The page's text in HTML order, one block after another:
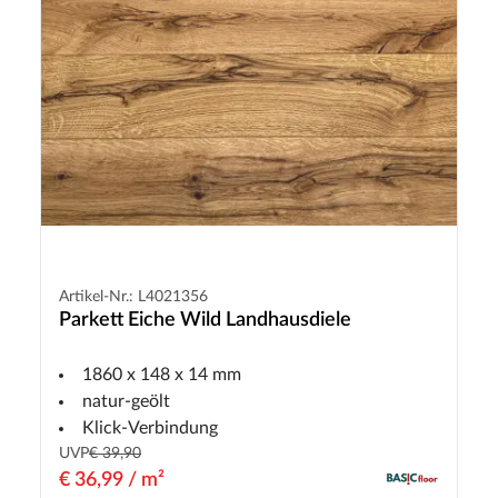
Artikel-Nr.: L4021356
Parkett Eiche Wild Landhausdiele
1860 x 148 x 14 mm
natur-geölt
Klick-Verbindung
UVP€ 39,90
€ 36,99 / m²